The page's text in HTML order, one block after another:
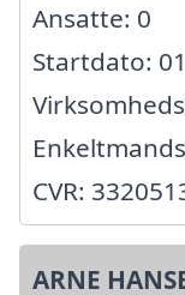
Ansatte: 0
Startdato:
CVR:
ARNE